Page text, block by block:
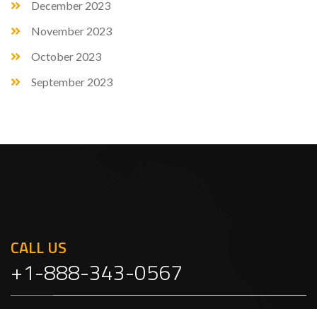
December 2023
November 2023
October 2023
September 2023
CALL US
+1-888-343-0567